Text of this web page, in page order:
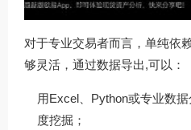
对于专业交易者而言，单纯依
够灵活，通过数据导出,可以：
用Excel、Python或专业数
度挖掘；